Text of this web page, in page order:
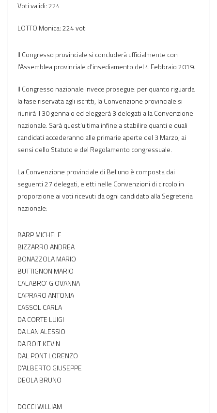
Voti validi: 224
LOTTO Monica: 224 voti
Il Congresso provinciale si concluderà ufficialmente con
l'Assemblea provinciale d'insediamento del 4 Febbraio 2019.
Il Congresso nazionale invece prosegue: per quanto riguarda
la fase riservata agli iscritti, la Convenzione provinciale si
riunirà il 30 gennaio ed eleggerà 3 delegati alla Convenzione
nazionale. Sarà quest'ultima infine a stabilire quanti e quali
candidati accederanno alle primarie aperte del 3 Marzo, ai
sensi dello Statuto e del Regolamento congressuale.
La Convenzione provinciale di Belluno è composta dai
seguenti 27 delegati, eletti nelle Convenzioni di circolo in
proporzione ai voti ricevuti da ogni candidato alla Segreteria
nazionale:
BARP MICHELE
BIZZARRO ANDREA
BONAZZOLA MARIO
BUTTIGNON MARIO
CALABRO' GIOVANNA
CAPRARO ANTONIA
CASSOL CARLA
DA CORTE LUIGI
DA LAN ALESSIO
DA ROIT KEVIN
DAL PONT LORENZO
D'ALBERTO GIUSEPPE
DEOLA BRUNO
DOCCI WILLIAM